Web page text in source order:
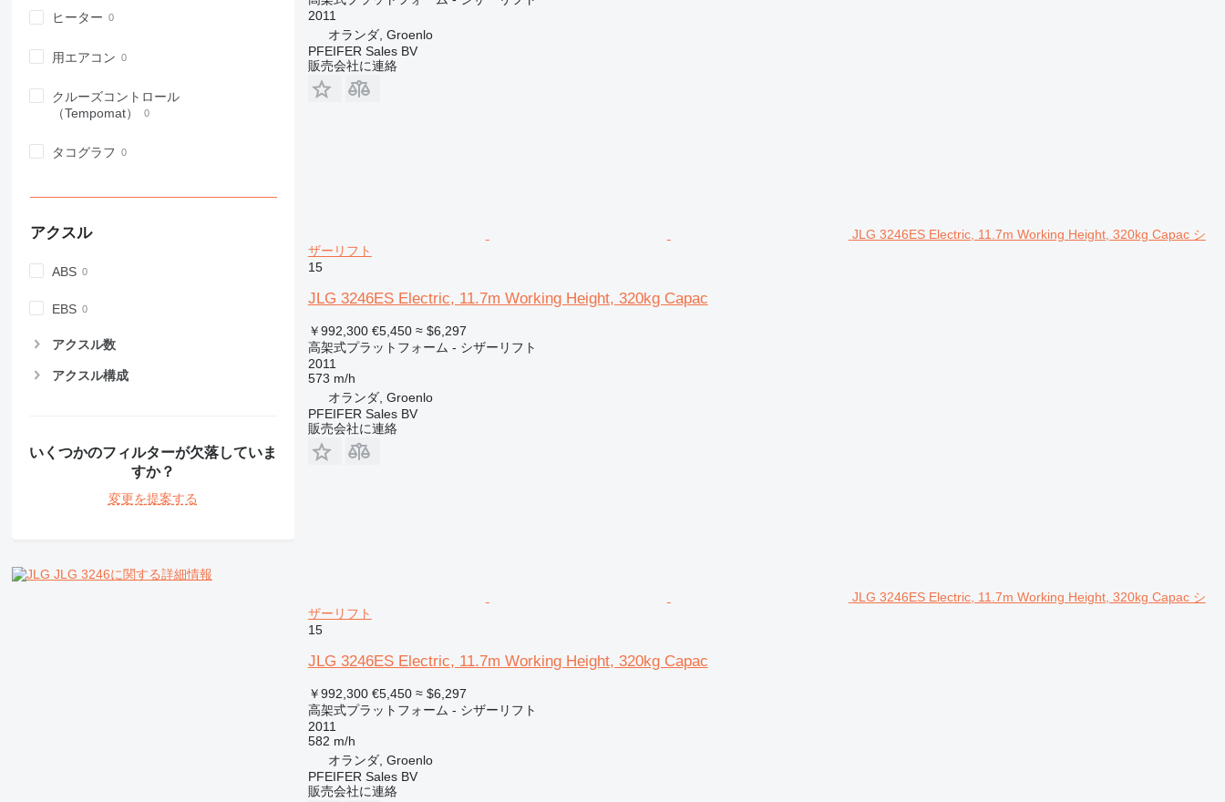
ヒーター
用エアコン
クルーズコントロール
（Tempomat）
タコグラフ
アクスル
ABS
EBS
アクスル数
アクスル構成
いくつかのフィルターが欠落していま
すか？
変更を提案する
JLG 3246に関する詳細情報
2011
オランダ, Groenlo
PFEIFER Sales BV
販売会社に連絡
JLG 3246ES Electric, 11.7m Working Height, 320kg Capac シ
ザーリフト
15
JLG 3246ES Electric, 11.7m Working Height, 320kg Capac
￥992,300 €5,450 ≈ $6,297
高架式プラットフォーム - シザーリフト
2011
573 m/h
オランダ, Groenlo
PFEIFER Sales BV
販売会社に連絡
JLG 3246ES Electric, 11.7m Working Height, 320kg Capac シ
ザーリフト
15
JLG 3246ES Electric, 11.7m Working Height, 320kg Capac
￥992,300 €5,450 ≈ $6,297
高架式プラットフォーム - シザーリフト
2011
582 m/h
オランダ, Groenlo
PFEIFER Sales BV
販売会社に連絡